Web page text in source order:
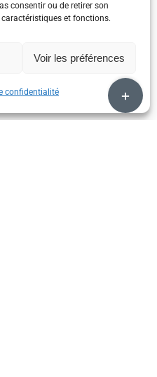
consentir ou de retirer son
et fonctions.
Voir les préférences
confidentialité
Bascule
de